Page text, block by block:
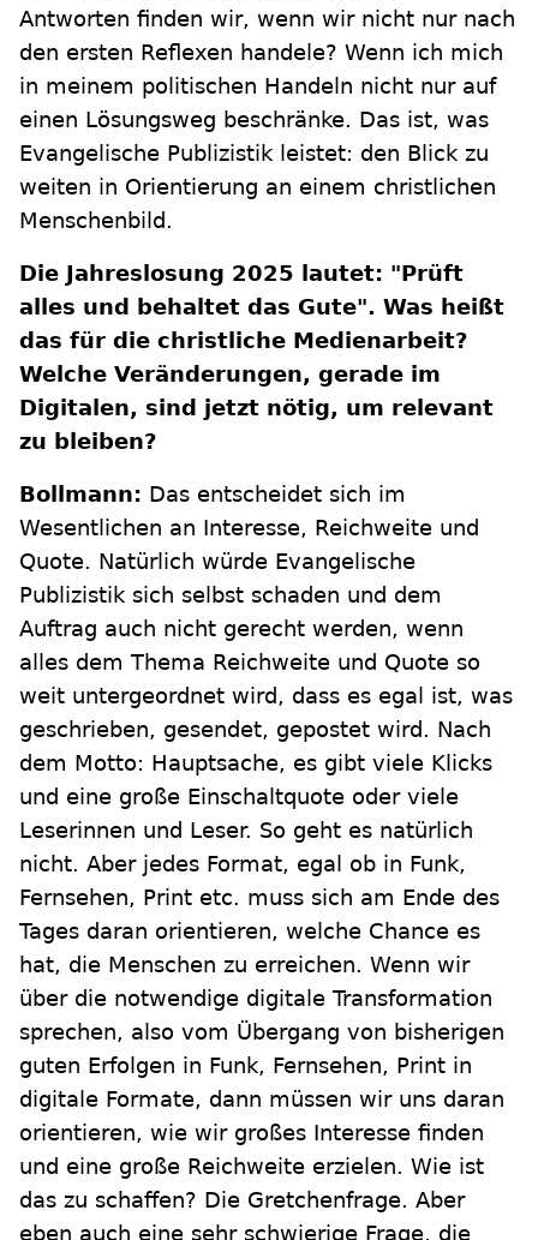
Antworten finden wir, wenn wir nicht nur nach
den ersten Reflexen handele? Wenn ich mich
in meinem politischen Handeln nicht nur auf
einen Lösungsweg beschränke. Das ist, was
Evangelische Publizistik leistet: den Blick zu
weiten in Orientierung an einem christlichen
Menschenbild.
Die Jahreslosung 2025 lautet: "Prüft
alles und behaltet das Gute". Was heißt
das für die christliche Medienarbeit?
Welche Veränderungen, gerade im
Digitalen, sind jetzt nötig, um relevant
zu bleiben?
Bollmann: Das entscheidet sich im
Wesentlichen an Interesse, Reichweite und
Quote. Natürlich würde Evangelische
Publizistik sich selbst schaden und dem
Auftrag auch nicht gerecht werden, wenn
alles dem Thema Reichweite und Quote so
weit untergeordnet wird, dass es egal ist, was
geschrieben, gesendet, gepostet wird. Nach
dem Motto: Hauptsache, es gibt viele Klicks
und eine große Einschaltquote oder viele
Leserinnen und Leser. So geht es natürlich
nicht. Aber jedes Format, egal ob in Funk,
Fernsehen, Print etc. muss sich am Ende des
Tages daran orientieren, welche Chance es
hat, die Menschen zu erreichen. Wenn wir
über die notwendige digitale Transformation
sprechen, also vom Übergang von bisherigen
guten Erfolgen in Funk, Fernsehen, Print in
digitale Formate, dann müssen wir uns daran
orientieren, wie wir großes Interesse finden
und eine große Reichweite erzielen. Wie ist
das zu schaffen? Die Gretchenfrage. Aber
eben auch eine sehr schwierige Frage, die